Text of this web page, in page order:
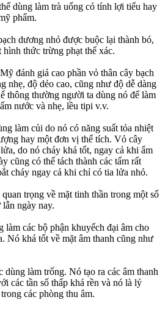
dùng làm trà uống có tính lợi tiểu hay
phẩm.
dương nhỏ được buộc lại thành bó,
thức trừng phạt thể xác.
đánh giá cao phần vỏ thân cây bạch
nhẹ, độ dẻo cao, cũng như độ dễ dàng
thông thường người ta dùng nó để làm
nước và nhẹ, lều tipi v.v.
làm củi do nó có năng suất tỏa nhiệt
hay một đơn vị thể tích. Vỏ cây
do nó cháy khá tốt, ngay cả khi ẩm
cũng có thể tách thành các tấm rất
cháy ngay cả khi chỉ có tia lửa nhỏ.
trọng về mặt tinh thần trong một số
ngày nay.
làm các bộ phận khuyếch đại âm cho
Nó khá tốt về mặt âm thanh cũng như
làm trống. Nó tạo ra các âm thanh
các tần số thấp khá rền và nó là lý
các phòng thu âm.